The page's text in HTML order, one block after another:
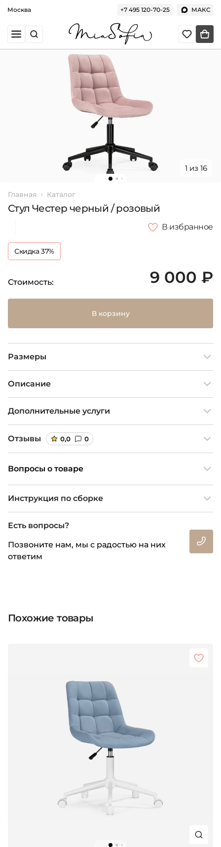
Москва +7 495 120-70-25 МАКС
1 из 16
Главная Каталог
Стул Честер черный / розовый
В избранное
Скидка 37%
Стоимость: 9 000 ₽
В корзину
Размеры
Описание
Дополнительные услуги
Отзывы 0,0 0
Вопросы о товаре
Инструкция по сборке
Есть вопросы?
Позвоните нам, мы с радостью на них
ответим
Похожие товары